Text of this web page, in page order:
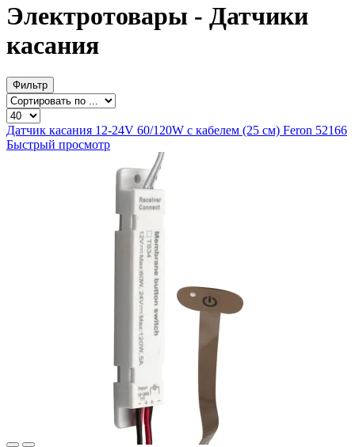
Электротовары - Датчики
касания
Фильтр
Датчик касания 12-24V 60/120W с кабелем (25 см) Feron 52166
Быстрый просмотр